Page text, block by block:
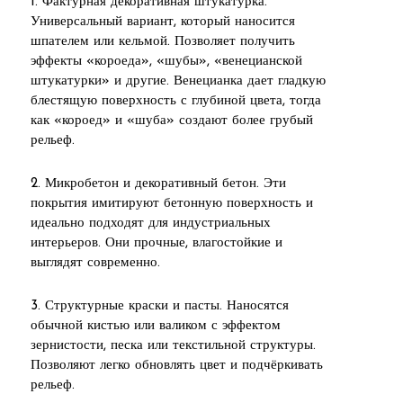
Универсальный вариант, который наносится
шпателем или кельмой. Позволяет получить
эффекты «короеда», «шубы», «венецианской
штукатурки» и другие. Венецианка дает гладкую
блестящую поверхность с глубиной цвета, тогда
как «короед» и «шуба» создают более грубый
рельеф.
2. Микробетон и декоративный бетон. Эти
покрытия имитируют бетонную поверхность и
идеально подходят для индустриальных
интерьеров. Они прочные, влагостойкие и
выглядят современно.
3. Структурные краски и пасты. Наносятся
обычной кистью или валиком с эффектом
зернистости, песка или текстильной структуры.
Позволяют легко обновлять цвет и подчёркивать
рельеф.